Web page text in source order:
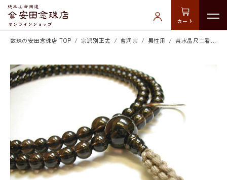
カート
数珠の安田念珠店 TOP 宗派別正式 曹洞宗 男性用 茶水晶尺二看経打紐共仕立 輪入